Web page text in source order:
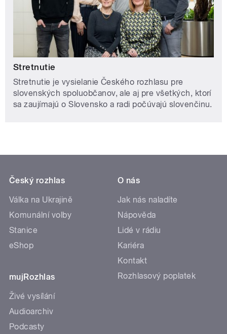
Stretnutie
Stretnutie je vysielanie Českého rozhlasu pre
slovenských spoluobčanov, ale aj pre všetkých, ktorí
sa zaujímajú o Slovensko a radi počúvajú slovenčinu.
Český rozhlas
Válka na Ukrajině
Komunální volby
Stanice
eShop
mujRozhlas
Živé vysílání
Audioarchiv
Podcasty
O nás
Jak nás naladíte
Nápověda
Lidé v rádiu
Kariéra
Kontakt
Rozhlasový poplatek